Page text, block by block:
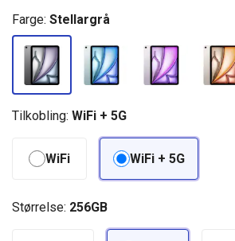
Farge: Stellargrå
Tilkobling: WiFi + 5G
WiFi WiFi + 5G
Størrelse: 256GB